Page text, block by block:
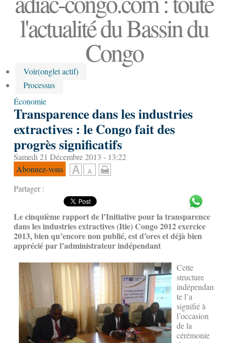
l'actualité du Bassin du
Congo
Voir(onglet actif)
Processus
Économie
Transparence dans les industries
extractives : le Congo fait des
progrès significatifs
Samedi 21 Décembre 2013 - 13:22
Abonnez-vous
Partager :
Le cinquième rapport de l’Initiative pour la transparence
dans les industries extractives (Itie) Congo 2012 exercice
2013, bien qu’encore non publié, est d’ores et déjà bien
apprécié par l’administrateur indépendant
Cette
structure
indépendan
te l’a
signifié à
l’occasion
de la
cérémonie